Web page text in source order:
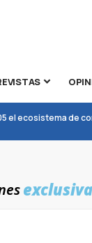
el ecosistema de